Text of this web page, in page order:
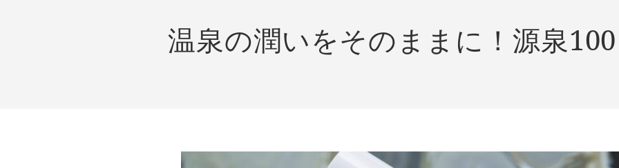
温泉の潤いをそのままに！源泉